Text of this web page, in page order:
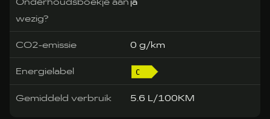
wezig?
CO2-emissie 0 g/km
Energielabel
Gemiddeld verbruik 5.6 L/100KM